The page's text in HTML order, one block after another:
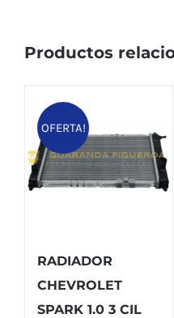
Productos
OFERTA!
RADIADOR
CHEVROLET
SPARK 1.0 3 CIL